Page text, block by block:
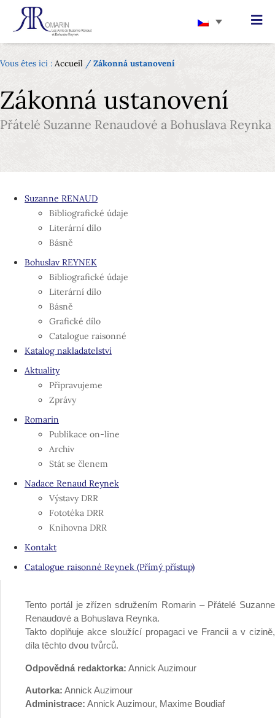
Vous êtes ici : Accueil / Zákonná ustanovení
Zákonná ustanovení
Přátelé Suzanne Renaudové a Bohuslava Reynka
Suzanne RENAUD
Bibliografické údaje
Literární dílo
Básně
Bohuslav REYNEK
Bibliografické údaje
Literární dílo
Básně
Grafické dílo
Catalogue raisonné
Katalog nakladatelství
Aktuality
Připravujeme
Zprávy
Romarin
Publikace on-line
Archiv
Stát se členem
Nadace Renaud Reynek
Výstavy DRR
Fototéka DRR
Knihovna DRR
Kontakt
Catalogue raisonné Reynek (Přímý přístup)
Tento portál je zřízen sdružením Romarin – Přátelé Suzanne
Renaudové a Bohuslava Reynka.
Takto doplňuje akce sloužící propagaci ve Francii a v cizině,
díla těchto dvou tvůrců.
Odpovědná redaktorka: Annick Auzimour
Autorka: Annick Auzimour
Administrace: Annick Auzimour, Maxime Boudiaf